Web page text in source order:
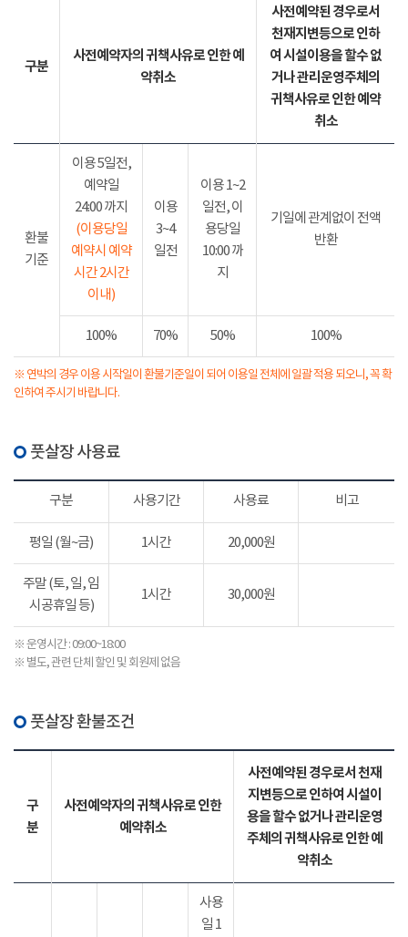
구분
사전예약자의 귀책사유로 인한 예
약취소
사전예약된 경우로서
천재지변등으로 인하
여 시설이용을 할수 없
거나 관리운영주체의
귀책사유로 인한 예약
취소
환불
기준
이용 5일전,
예약일
24:00 까지
(이용당일
예약시 예약
시간 2시간
이내)
이용
3~4
일전
이용 1~2
일전, 이
용당일
10:00 까
지
기일에 관계없이 전액
반환
100% 70% 50% 100%
※ 연박의 경우 이용 시작일이 환불기준일이 되어 이용일 전체에 일괄 적용 되오니, 꼭 확
인하여 주시기 바랍니다.
풋살장 사용료
구분 사용기간 사용료 비고
평일 (월~금) 1시간 20,000원
주말 (토, 일, 임
시공휴일 등)
1시간 30,000원
※ 운영시간 : 09:00~18:00
※ 별도, 관련 단체 할인 및 회원제 없음
풋살장 환불조건
구
분
사전예약자의 귀책사유로 인한
예약취소
사전예약된 경우로서 천재
지변등으로 인하여 시설이
용을 할수 없거나 관리운영
주체의 귀책사유로 인한 예
약취소
사용
일 1